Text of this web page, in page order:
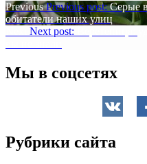
Previous Previous post: Серые
обитатели наших улиц
Next post:
Мы в соцсетях
Рубрики сайта